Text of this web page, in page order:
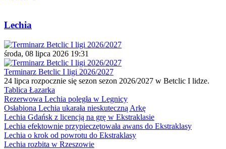
Lechia
środa, 08 lipca 2026 19:31
Terminarz Betclic I ligi 2026/2027
24 lipca rozpocznie się sezon sezon 2026/2027 w Betclic I lidze.
Tablica Łazarka
Rezerwowa Lechia poległa w Legnicy
Osłabiona Lechia ukarała nieskuteczną Arkę
Lechia Gdańsk z licencją na grę w Ekstraklasie
Lechia efektownie przypieczętowała awans do Ekstraklasy
Lechia o krok od powrotu do Ekstraklasy
Lechia rozbita w Rzeszowie